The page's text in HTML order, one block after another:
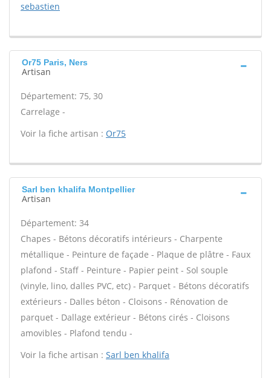
sebastien
Or75 Paris, Ners
Artisan
Département: 75, 30
Carrelage -
Voir la fiche artisan : Or75
Sarl ben khalifa Montpellier
Artisan
Département: 34
Chapes - Bétons décoratifs intérieurs - Charpente
métallique - Peinture de façade - Plaque de plâtre - Faux
plafond - Staff - Peinture - Papier peint - Sol souple
(vinyle, lino, dalles PVC, etc) - Parquet - Bétons décoratifs
extérieurs - Dalles béton - Cloisons - Rénovation de
parquet - Dallage extérieur - Bétons cirés - Cloisons
amovibles - Plafond tendu -
Voir la fiche artisan : Sarl ben khalifa